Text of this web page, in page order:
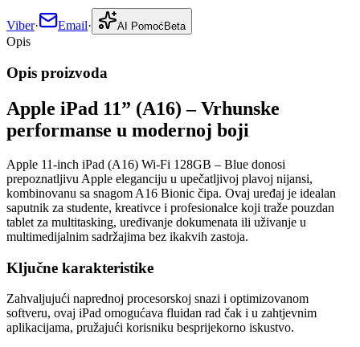
Viber· Email· AI Pomoć Beta
Opis
Opis proizvoda
Apple iPad 11” (A16) – Vrhunske
performanse u modernoj boji
Apple 11-inch iPad (A16) Wi-Fi 128GB – Blue donosi
prepoznatljivu Apple eleganciju u upečatljivoj plavoj nijansi,
kombinovanu sa snagom A16 Bionic čipa. Ovaj uređaj je idealan
saputnik za studente, kreativce i profesionalce koji traže pouzdan
tablet za multitasking, uređivanje dokumenata ili uživanje u
multimedijalnim sadržajima bez ikakvih zastoja.
Ključne karakteristike
Zahvaljujući naprednoj procesorskoj snazi i optimizovanom
softveru, ovaj iPad omogućava fluidan rad čak i u zahtjevnim
aplikacijama, pružajući korisniku besprijekorno iskustvo.